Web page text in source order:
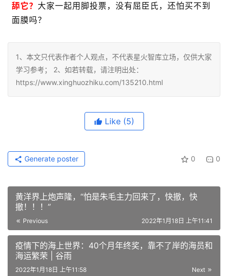
舔它？ 大家一起用脚投票，没有屈臣氏，还怕买不到
面膜吗？
1、本文只代表作者个人观点，不代表星火智库立场，仅供大家
学习参考； 2、如若转载，请注明出处：
https://www.xinghuozhiku.com/135210.html
Like (5)
0 0
Generate poster
黄洋界上炮声隆，“怕是朱毛主力回来了，快撤，快
撤！！！”
Previous 2022年1月18日 上午11:41
疫情下的海上世界：40个月年终奖，靠不了岸的海员和
海运繁荣 | 谷雨
Next
2022年1月18日 上午11:58